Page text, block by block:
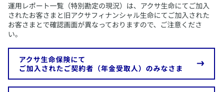
​運用レポート一覧（特別勘定の現況）は、アクサ生命にてご加入
されたお客さまと旧アクサフィナンシャル生命にてご加入された
お客さまとで確認画面が異なっておりますので、ご注意くださ
い。
​アクサ生命保険にて
ご加入されたご契約者（年金受取人）のみなさま